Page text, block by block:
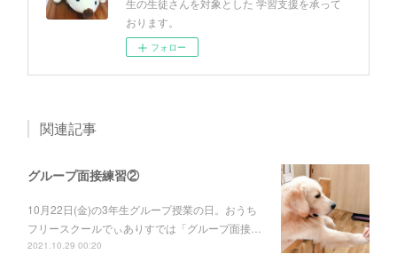
生の生徒さんを対象とした 学習支援を承って
おります。
フォロー
関連記事
グループ面接練習②
10月22日(金)の3年生グループ授業の日。おうち
フリースクールでぃありすでは「グループ面接…
2021.10.29 00:20